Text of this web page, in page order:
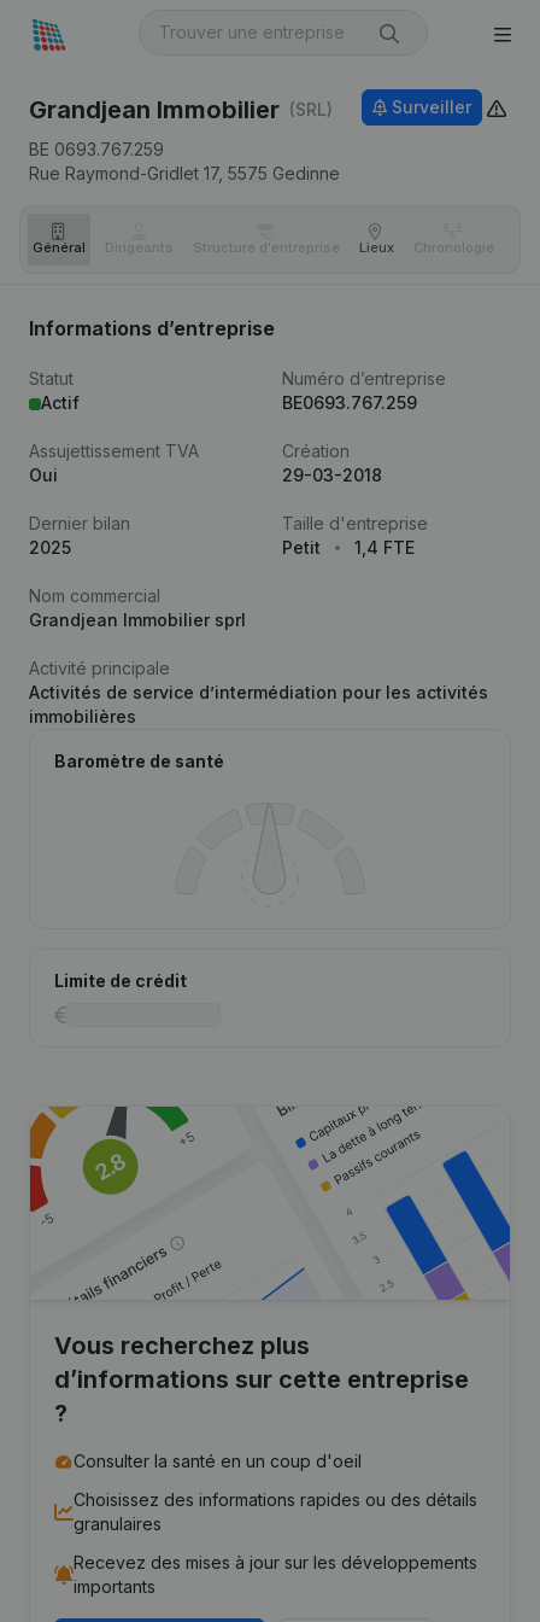
Grandjean Immobilier (SRL)
BE 0693.767.259
Rue Raymond-Gridlet 17, 5575 Gedinne
Surveiller
Général Dirigeants Structure d'entreprise Lieux Chronologie
Informations d’entreprise
Statut
Actif
Numéro d’entreprise
BE0693.767.259
Assujettissement TVA
Oui
Création
29-03-2018
Dernier bilan
2025
Taille d'entreprise
Petit
1,4 FTE
Nom commercial
Grandjean Immobilier sprl
Activité principale
Activités de service d’intermédiation pour les activités
immobilières
Baromètre de santé
Limite de crédit
Vous recherchez plus
d’informations sur cette entreprise
?
Consulter la santé en un coup d'oeil
Choisissez des informations rapides ou des détails
granulaires
Recevez des mises à jour sur les développements
importants